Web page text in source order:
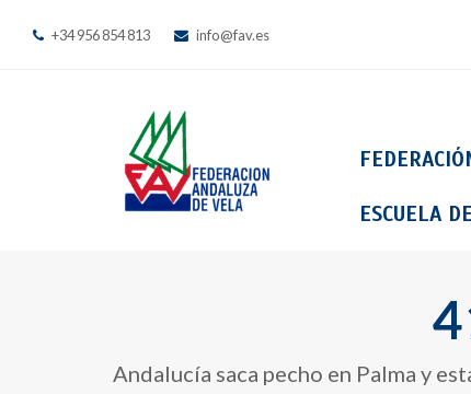
+34 956 854 813 info@fav.es
ESCUELA
Andalucía saca pecho en Palma y